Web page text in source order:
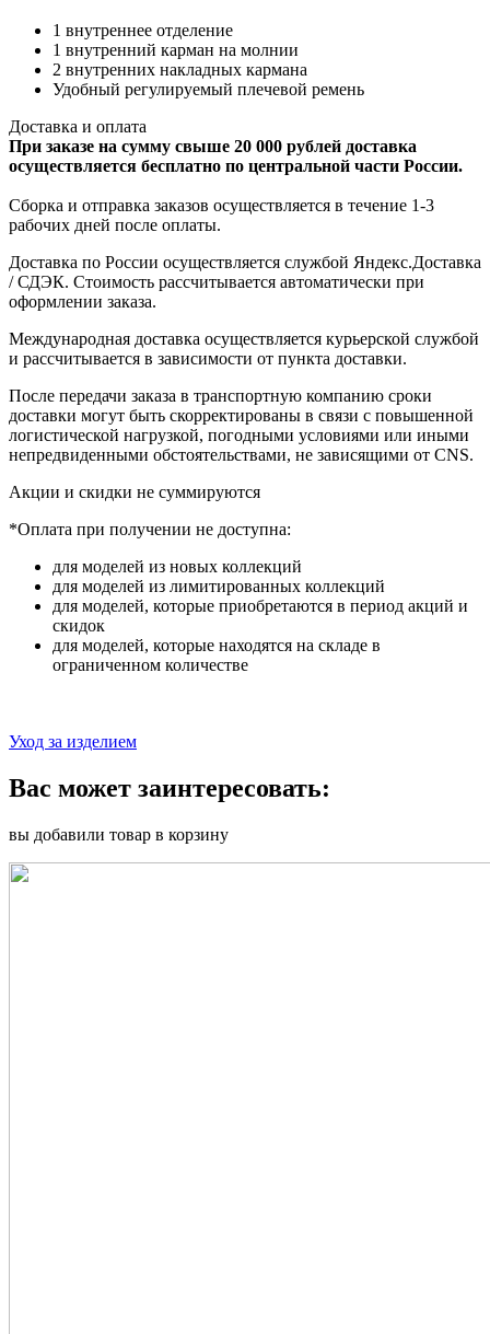
1 внутреннее отделение
1 внутренний карман на молнии
2 внутренних накладных кармана
Удобный регулируемый плечевой ремень
Доставка и оплата
При заказе на сумму свыше 20 000 рублей доставка
осуществляется бесплатно по центральной части России.
Сборка и отправка заказов осуществляется в течение 1-3
рабочих дней после оплаты.
Доставка по России осуществляется службой Яндекс.Доставка
/ СДЭК. Стоимость рассчитывается автоматически при
оформлении заказа.
Международная доставка осуществляется курьерской службой
и рассчитывается в зависимости от пункта доставки.
После передачи заказа в транспортную компанию сроки
доставки могут быть скорректированы в связи с повышенной
логистической нагрузкой, погодными условиями или иными
непредвиденными обстоятельствами, не зависящими от CNS.
Акции и скидки не суммируются
*Оплата при получении не доступна:
для моделей из новых коллекций
для моделей из лимитированных коллекций
для моделей, которые приобретаются в период акций и
скидок
для моделей, которые находятся на складе в
ограниченном количестве
Уход за изделием
Вас может заинтересовать:
вы добавили товар в корзину